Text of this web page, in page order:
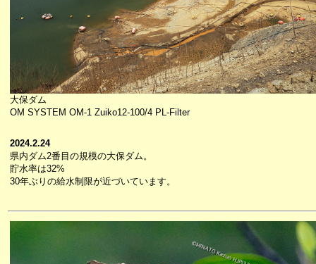
大保ダム
OM SYSTEM OM-1 Zuiko12-100/4 PL-Filter
2024.2.24
県内ダム2番目の規模の大保ダム。
貯水率は32%
30年ぶりの給水制限が近づいています。